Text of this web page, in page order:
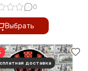
0
Выбрать